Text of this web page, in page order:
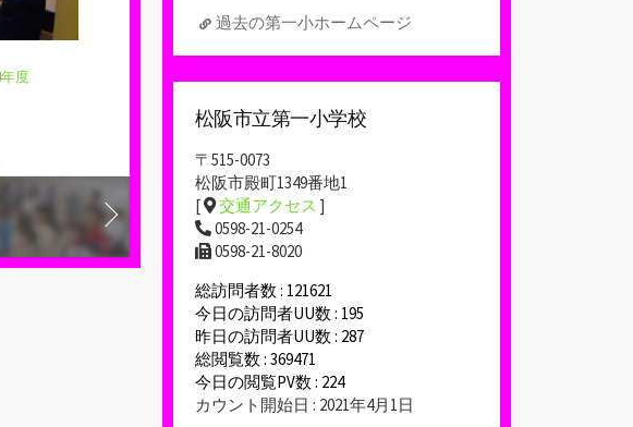
年度
過去の第一小ホームページ
松阪市立第一小学校
〒515-0073
松阪市殿町1349番地1
[
交通アクセス ]
0598-21-0254
0598-21-8020
総訪問者数 : 121621
今日の訪問者UU数 : 195
昨日の訪問者UU数 : 287
総閲覧数 : 369471
今日の閲覧PV数 : 224
カウント開始日 : 2021年4月1日